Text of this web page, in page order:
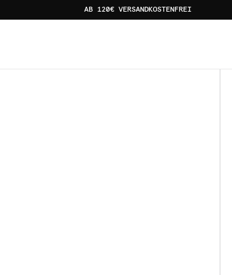
AB 120€ VERSANDKOSTENFREI